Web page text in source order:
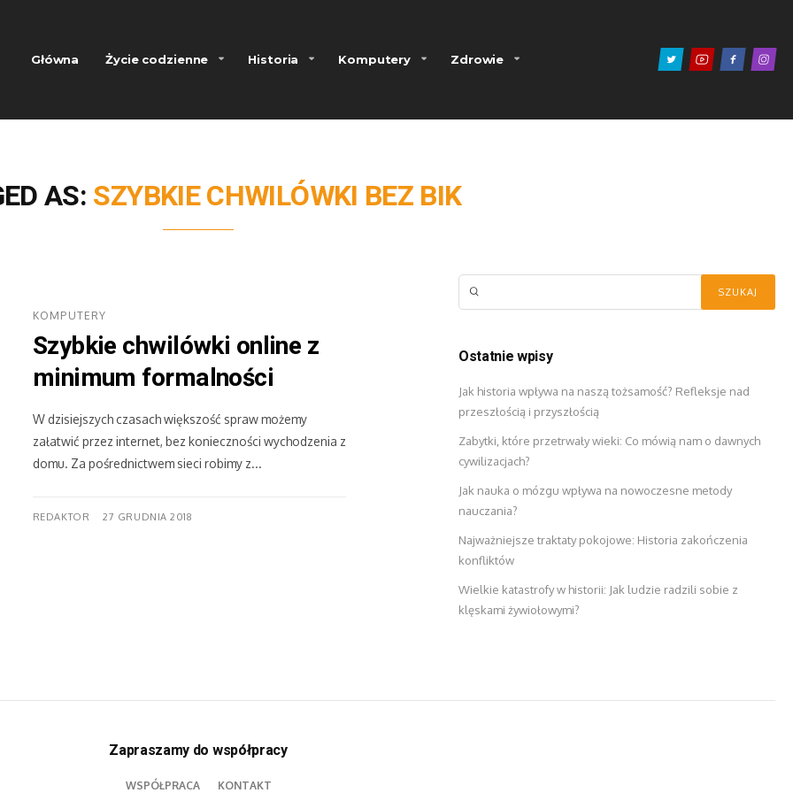
Główna Życie codzienne Historia Komputery Zdrowie
AS:SZYBKIE CHWILÓWKI BEZ BIK
KOMPUTERY
Szybkie chwilówki online z
minimum formalności
W dzisiejszych czasach większość spraw możemy
załatwić przez internet, bez konieczności wychodzenia z
domu. Za pośrednictwem sieci robimy z...
REDAKTOR 27 GRUDNIA 2018
Ostatnie wpisy
Jak historia wpływa na naszą tożsamość? Refleksje nad
przeszłością i przyszłością
Zabytki, które przetrwały wieki: Co mówią nam o dawnych
cywilizacjach?
Jak nauka o mózgu wpływa na nowoczesne metody
nauczania?
Najważniejsze traktaty pokojowe: Historia zakończenia
konfliktów
Wielkie katastrofy w historii: Jak ludzie radzili sobie z
klęskami żywiołowymi?
Zapraszamy do współpracy
WSPÓŁPRACA KONTAKT